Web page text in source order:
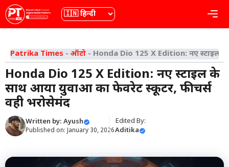
Skip
to
content
भाषा
Patrika Times - ऑटो - Honda Dio 125 X Edition: नए स्टाइल
Honda Dio 125 X Edition: नए स्टाइल के
साथ आया युवाओं का फेवरेट स्कूटर, फीचर्स
वही भरोसेमंद
Written by: Ayush
Published on: January 30, 2026
Edited By:
Aditika